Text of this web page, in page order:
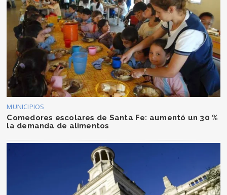
MUNICIPIOS
Comedores escolares de Santa Fe: aumentó un 30 %
la demanda de alimentos